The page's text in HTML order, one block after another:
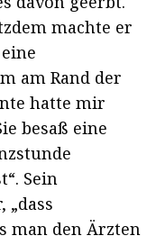
machte er
am Rand der
hatte mir
besaß eine
Sein
man den Ärzten